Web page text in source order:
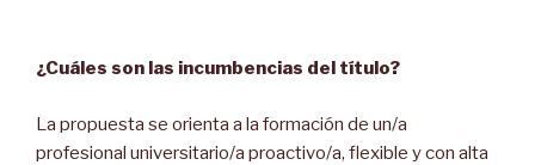
¿Cuáles son las incumbencias del título?
La propuesta se orienta a la formación de un/a
profesional universitario/a proactivo/a, flexible y con alta